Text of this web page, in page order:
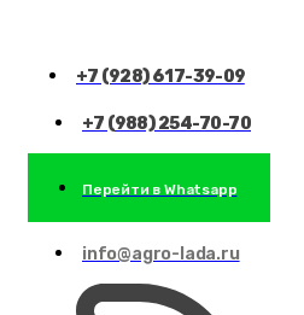
+7 (928) 617-39-09
+7 (988) 254-70-70
Перейти в Whatsapp
info@agro-lada.ru